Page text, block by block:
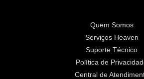
Quem Somos
Serviços Heaven
Suporte Técnico
Política de
Central de